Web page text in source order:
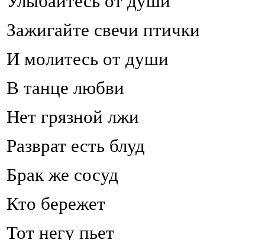
Зажигайте свечи птички
И молитесь от души
В танце любви
Нет грязной лжи
Разврат есть блуд
Брак же сосуд
Кто бережет
Тот негу пьет